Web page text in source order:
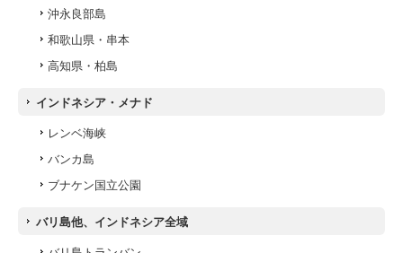
沖永良部島
和歌山県・串本
高知県・柏島
インドネシア・メナド
レンベ海峡
バンカ島
ブナケン国立公園
バリ島他、インドネシア全域